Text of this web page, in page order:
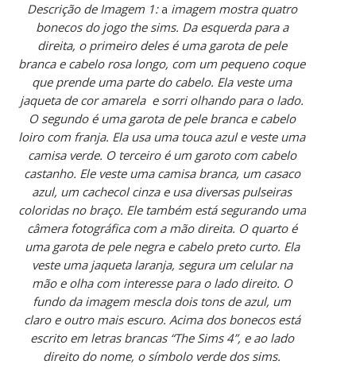
Descrição de Imagem 1:a imagem mostra quatro
bonecos do jogo the sims. Da esquerda para a
direita, o primeiro deles é uma garota de pele
branca e cabelo rosa longo, com um pequeno coque
que prende uma parte do cabelo. Ela veste uma
jaqueta de cor amarela e sorri olhando para o lado.
O segundo é uma garota de pele branca e cabelo
loiro com franja. Ela usa uma touca azul e veste uma
camisa verde. O terceiro é um garoto com cabelo
castanho. Ele veste uma camisa branca, um casaco
azul, um cachecol cinza e usa diversas pulseiras
coloridas no braço. Ele também está segurando uma
câmera fotográfica com a mão direita. O quarto é
uma garota de pele negra e cabelo preto curto. Ela
veste uma jaqueta laranja, segura um celular na
mão e olha com interesse para o lado direito. O
fundo da imagem mescla dois tons de azul, um
claro e outro mais escuro. Acima dos bonecos está
escrito em letras brancas “The Sims 4”, e ao lado
direito do nome, o símbolo verde dos sims.